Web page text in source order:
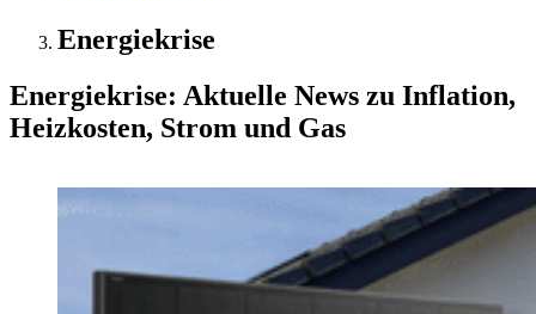
Energiekrise
Energiekrise: Aktuelle News zu Inflation,
Heizkosten, Strom und Gas